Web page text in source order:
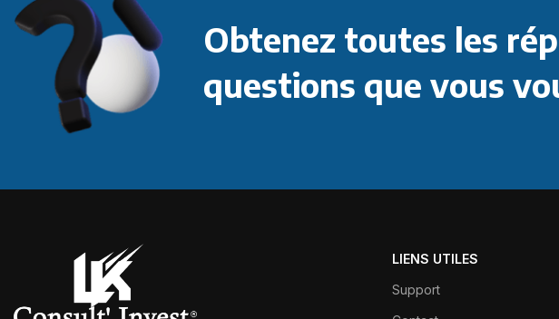
Obtenez toutes les
questions que vous
LIENS UTILES
Support